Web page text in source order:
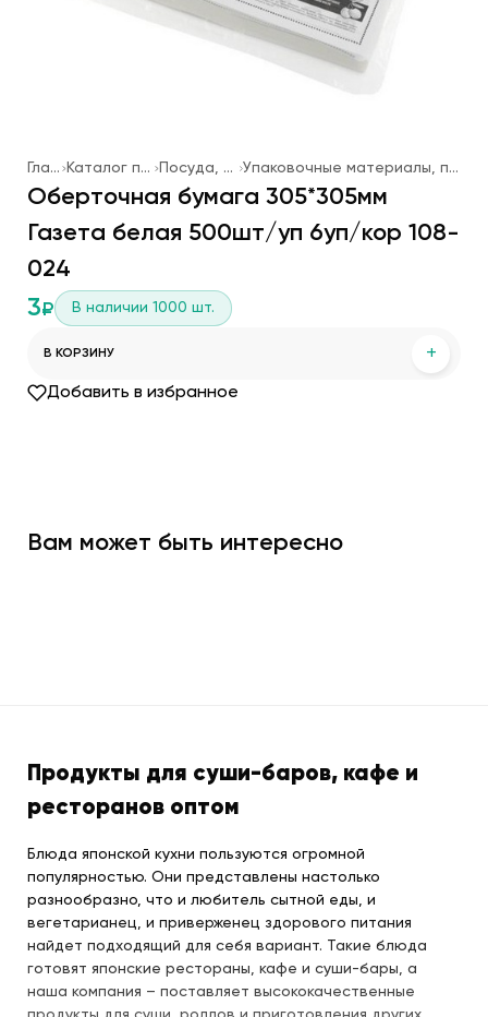
Главная Каталог продукции Посуда, упаковка Упаковочные материалы, посуда одноразовая
Оберточная бумага 305*305мм
Газета белая 500шт/уп 6уп/кор 108-
024
3₽ В наличии 1000 шт.
В КОРЗИНУ +
Добавить в избранное
Вам может быть интересно
Продукты для суши-баров, кафе и
ресторанов оптом
Блюда японской кухни пользуются огромной
популярностью. Они представлены настолько
разнообразно, что и любитель сытной еды, и
вегетарианец, и приверженец здорового питания
найдет подходящий для себя вариант. Такие блюда
готовят японские рестораны, кафе и суши-бары, а
наша компания – поставляет высококачественные